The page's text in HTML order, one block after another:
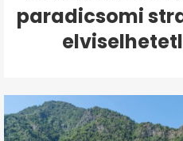
paradicsomi